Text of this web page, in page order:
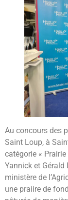
Au concours des
Saint Loup, à
catégorie «
Yannick et Gérald
ministère de
une praiire de